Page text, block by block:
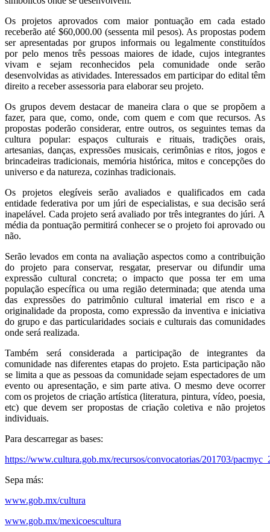
Os projetos aprovados com maior pontuação em cada estado
receberão até $60,000.00 (sessenta mil pesos). As propostas podem
ser apresentadas por grupos informais ou legalmente constituídos
por pelo menos três pessoas maiores de idade, cujos integrantes
vivam e sejam reconhecidos pela comunidade onde serão
desenvolvidas as atividades. Interessados em participar do edital têm
direito a receber assessoria para elaborar seu projeto.
Os grupos devem destacar de maneira clara o que se propõem a
fazer, para que, como, onde, com quem e com que recursos. As
propostas poderão considerar, entre outros, os seguintes temas da
cultura popular: espaços culturais e rituais, tradições orais,
artesanias, danças, expressões musicais, cerimônias e ritos, jogos e
brincadeiras tradicionais, memória histórica, mitos e concepções do
universo e da natureza, cozinhas tradicionais.
Os projetos elegíveis serão avaliados e qualificados em cada
entidade federativa por um júri de especialistas, e sua decisão será
inapelável. Cada projeto será avaliado por três integrantes do júri. A
média da pontuação permitirá conhecer se o projeto foi aprovado ou
não.
Serão levados em conta na avaliação aspectos como a contribuição
do projeto para conservar, resgatar, preservar ou difundir uma
expressão cultural concreta; o impacto que possa ter em uma
população específica ou uma região determinada; que atenda uma
das expressões do patrimônio cultural imaterial em risco e a
originalidade da proposta, como expressão da inventiva e iniciativa
do grupo e das particularidades sociais e culturais das comunidades
onde será realizada.
Também será considerada a participação de integrantes da
comunidade nas diferentes etapas do projeto. Esta participação não
se limita a que as pessoas da comunidade sejam espectadores de um
evento ou apresentação, e sim parte ativa. O mesmo deve ocorrer
com os projetos de criação artística (literatura, pintura, vídeo, poesia,
etc) que devem ser propostas de criação coletiva e não projetos
individuais.
Para descarregar as bases:
https://www.cultura.gob.mx/recursos/convocatorias/201703/
Sepa más:
www.gob.mx/cultura
www.gob.mx/mexicoescultura